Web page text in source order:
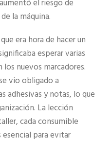
el riesgo de
la máquina.
era hora de hacer un
esperar varias
los nuevos marcadores.
vio obligado a
adhesivas y notas, lo que
La lección
cada consumible
para evitar